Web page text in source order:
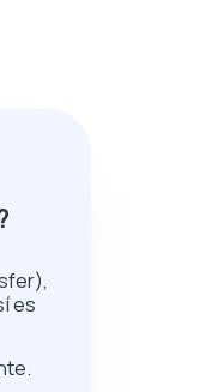
es